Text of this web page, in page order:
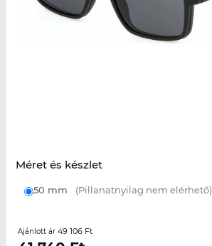
Méret és készlet
50 mm (Pillanatnyilag nem elérhető)
Ajánlott ár 49 106 Ft